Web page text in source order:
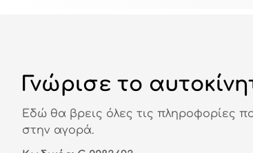
Γνώρισε το
Εδώ θα βρεις όλες τις πληροφορίες
στην αγορά.